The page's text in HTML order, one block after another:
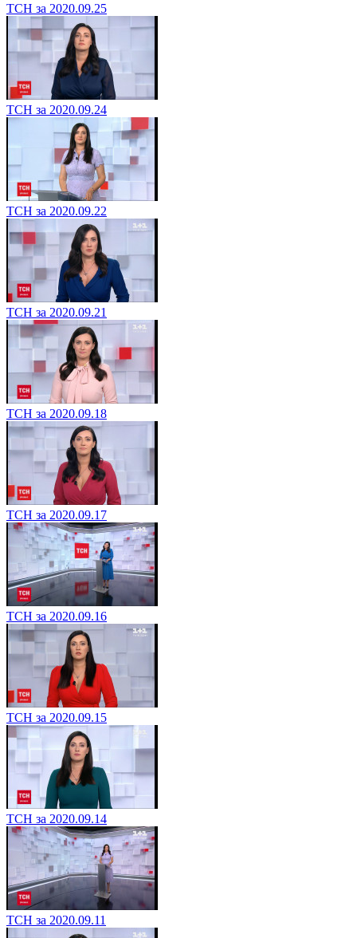
ТСН за 2020.09.25
ТСН за 2020.09.24
ТСН за 2020.09.22
ТСН за 2020.09.21
ТСН за 2020.09.18
ТСН за 2020.09.17
ТСН за 2020.09.16
ТСН за 2020.09.15
ТСН за 2020.09.14
ТСН за 2020.09.11